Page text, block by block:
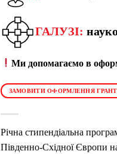
ГАЛУЗІ:
Ми допомагаємо в
ЗАМОВИТИ ОФОРМЛЕННЯ
Річна стипендіальна
Південно-Східної Європи